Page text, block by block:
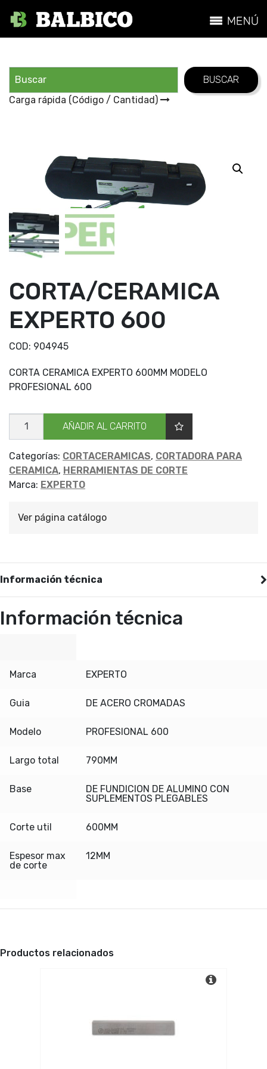
Carga rápida (Código / Cantidad)
CORTA/CERAMICA
EXPERTO 600
COD: 904945
CORTA CERAMICA EXPERTO 600MM MODELO
PROFESIONAL 600
CORTA/CERAMICA
EXPERTO
AÑADIR AL CARRITO
Categorías: CORTACERAMICAS, CORTADORA PARA
CERAMICA, HERRAMIENTAS DE CORTE
Marca: EXPERTO
Ver página catálogo
Información técnica
Información técnica
Marca EXPERTO
Guia DE ACERO CROMADAS
Modelo PROFESIONAL 600
Largo total 790MM
Base
DE FUNDICION DE ALUMINO CON
SUPLEMENTOS PLEGABLES
Corte util 600MM
Espesor max
de corte
12MM
Productos relacionados